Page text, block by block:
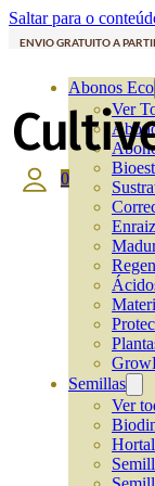
Saltar para o
ENVIO GRATUITO A
Abonos Eco
Ver
Semillas
Ver
0